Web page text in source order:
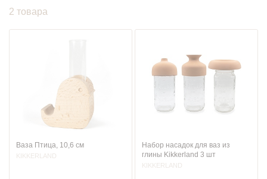
2 товара
Ваза Птица, 10,6 см
KIKKERLAND
Набор насадок для ваз из
глины Kikkerland 3 шт
KIKKERLAND